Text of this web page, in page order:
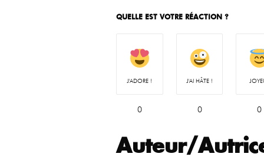
QUELLE EST VOTRE RÉACTION ?
J'ADORE !
0
J'AI HÂTE !
0 0
Auteur/